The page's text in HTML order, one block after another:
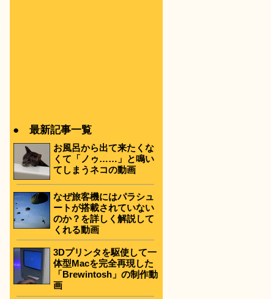
● 最新記事一覧
お風呂から出て来たくな
くて「ノゥ……」と鳴い
てしまうネコの動画
なぜ旅客機にはパラシュ
ートが搭載されていない
のか？を詳しく解説して
くれる動画
3Dプリンタを駆使して一
体型Macを完全再現した
「Brewintosh」の制作動
画